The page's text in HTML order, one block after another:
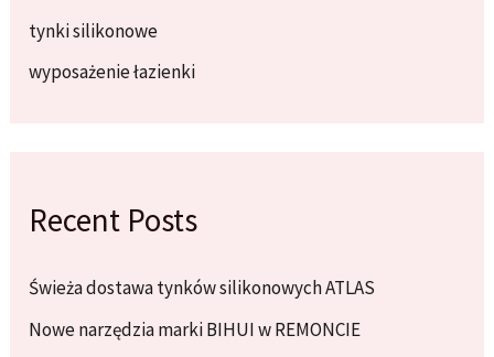
tynki silikonowe
wyposażenie łazienki
Recent Posts
Świeża dostawa tynków silikonowych ATLAS
Nowe narzędzia marki BIHUI w REMONCIE